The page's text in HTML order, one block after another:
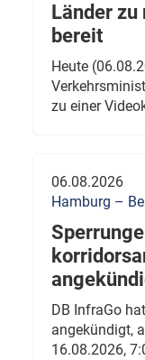
Länder
bereit
Heute
zu einer
06.08.2026
Hamburg –
DB InfraGo
angekündigt,
16.08.2026,